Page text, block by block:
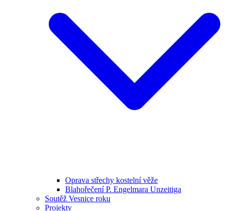
Oprava střechy kostelní věže
Blahořečení P. Engelmara Unzeitiga
Soutěž Vesnice roku
Projekty